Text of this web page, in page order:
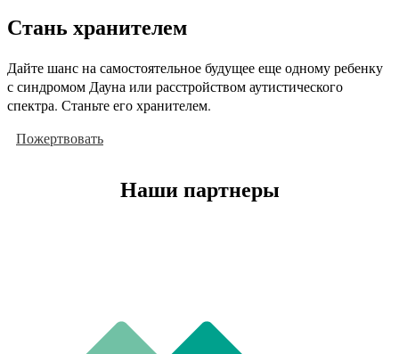
Стань хранителем
Дайте шанс на самостоятельное будущее еще одному ребенку
с синдромом Дауна или расстройством аутистического
спектра. Станьте его хранителем.
Пожертвовать
Наши партнеры